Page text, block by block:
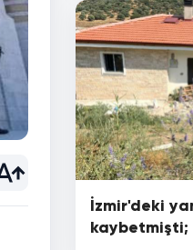
İzmir'deki